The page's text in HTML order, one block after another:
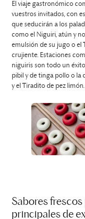
El viaje gastronómico
vuestros invitados, con
que seducirán a los
como el Niguiri, atún y
emulsión de su jugo o el
crujiente. Estaciones
niguiris son todo un
pibil y de tinga pollo o la
y el Tiradito de pez limón.
Sabores
principales de